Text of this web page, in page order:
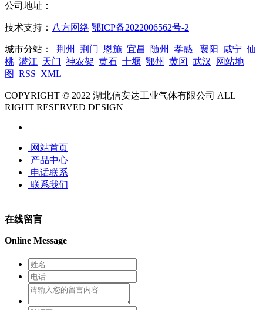
公司地址：
技术支持： 八方网络 鄂ICP备2022006562号-2
城市分站： 荆州 荆门 恩施 宜昌 随州 孝感 襄阳 咸宁 仙
桃 潜江 天门 神农架 黄石 十堰 鄂州 黄冈 武汉
网站地
图 RSS XML
COPYRIGHT © 2022 湖北信安达工业气体有限公司 ALL
RIGHT RESERVED DESIGN
网站首页
产品中心
电话联系
联系我们
在线留言
Online Message